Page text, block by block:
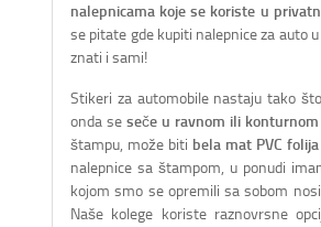
nalepnicama koje se koriste u
se pitate gde kupiti nalepnice za auto
znati i sami!
Stikeri za automobile nastaju tako
onda se seče u ravnom ili
štampu, može biti bela mat PVC
nalepnice sa štampom, u ponudi
kojom smo se opremili sa sobom
Naše kolege koriste raznovrsne